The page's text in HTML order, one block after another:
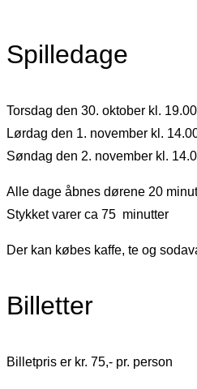
Spilledage
Torsdag den 30. oktober kl. 19.00
Lørdag den 1. november kl.
Søndag den 2. november kl.
Alle dage åbnes dørene 20
Stykket varer ca 75 minutter
Der kan købes kaffe, te og
Billetter
Billetpris er kr. 75,- pr. person